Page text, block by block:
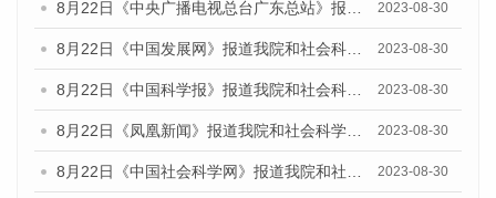
8月22日《中央广播电视总台广东总站》报道我院和社会科学文献出版社联合发布《广州数字经济发展报告（2023）》蓝皮书的媒体报道 2023-08-30
8月22日《中国发展网》报道我院和社会科学文献出版社联合发布《广州数字经济发展报告（2023）》蓝皮书的媒体报道 2023-08-30
8月22日《中国科学报》报道我院和社会科学文献出版社联合发布《广州数字经济发展报告（2023）》蓝皮书的媒体报道 2023-08-30
8月22日《凤凰新闻》报道我院和社会科学文献出版社联合发布《广州数字经济发展报告（2023）》蓝皮书的媒体报道 2023-08-30
8月22日《中国社会科学网》报道我院和社会科学文献出版社联合发布《广州数字经济发展报告（2023）》蓝皮书的媒体报道 2023-08-30